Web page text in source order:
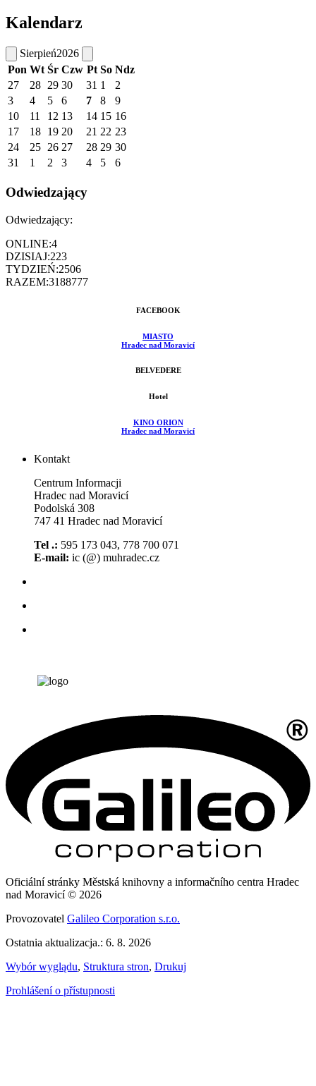
Kalendarz
Sierpień2026
Pon Wt Śr Czw Pt So Ndz
27
28 29 30 31 1
2
3
4 5 6 7 8
9
10
11 12 13 14 15 16
17
18 19 20 21 22 23
24
25 26 27 28 29 30
31
1 2 3 4 5 6
Odwiedzający
Odwiedzający:
ONLINE:4
DZISIAJ:223
TYDZIEŃ:2506
RAZEM:3188777
FACEBOOK
MIASTO
Hradec nad Moravicí
BELVEDERE
Hotel
KINO ORION
Hradec nad Moravicí
Kontakt
Centrum Informacji
Hradec nad Moravicí
Podolská 308
747 41 Hradec nad Moravicí
Tel .: 595 173 043, 778 700 071
E-mail: ic (@) muhradec.cz
Oficiální stránky Městská knihovny a informačního centra Hradec
nad Moravicí © 2026
Provozovatel Galileo Corporation s.r.o.
Ostatnia aktualizacja.: 6. 8. 2026
Wybór wyglądu, Struktura stron, Drukuj
Prohlášení o přístupnosti